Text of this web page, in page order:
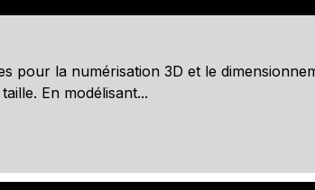
pour la numérisation 3D et le
En modélisant...